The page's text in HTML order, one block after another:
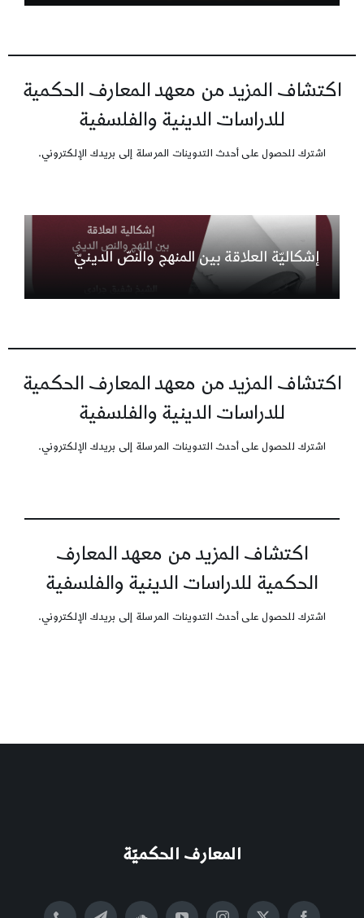
اكتشاف المزيد من معهد المعارف الحكمية
للدراسات الدينية والفلسفية
اشترك للحصول على أحدث التدوينات المرسلة إلى بريدك الإلكتروني.
إشكاليّة العلاقة بين المنهج والنصّ الدينيّ
اكتشاف المزيد من معهد المعارف الحكمية
للدراسات الدينية والفلسفية
اشترك للحصول على أحدث التدوينات المرسلة إلى بريدك الإلكتروني.
اكتشاف المزيد من معهد المعارف
الحكمية للدراسات الدينية والفلسفية
اشترك للحصول على أحدث التدوينات المرسلة إلى بريدك الإلكتروني.
المعارف الحكميّة